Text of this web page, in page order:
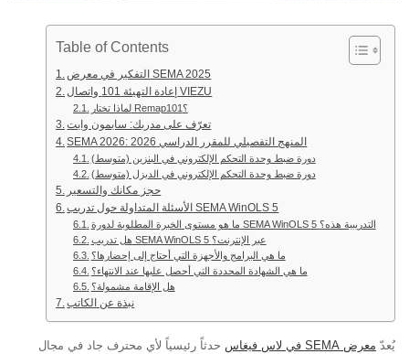
Table of Contents
التفكير في معرض SEMA 2025
إعادة التهيئة 101 واتصال VIEZU
لماذا تختار Remap101؟
تعرّف على مدربك: سايمون وايت
SEMA 2026: المنهج التفصيلي للمقرر الدراسي 2026
دورة ضبط وحدة التحكم الإلكتروني في البنزين (متوسط)
دورة ضبط وحدة التحكم الإلكتروني في الديزل (متوسط)
حجز مكانك والتسعير
الأسئلة المتداولة حول تدريب SEMA WinOLS 5
ما هو مستوى الخبرة المطلوبة لدورة SEMA WinOLS 5 التدريبية هذه؟
هل تدريب SEMA WinOLS 5 عبر الإنترنت؟
ما هي البرامج والأجهزة التي أحتاج إلى إحضارها؟
ما هي الشهادة المحددة التي أحصل عليها عند الانتهاء؟
هل الإقامة مشمولة؟
نبذة عن الكاتب
يُعدّ معرض SEMA في لاس فيغاس
حدثاً رئيسياً لأي محترف جاد في مجال